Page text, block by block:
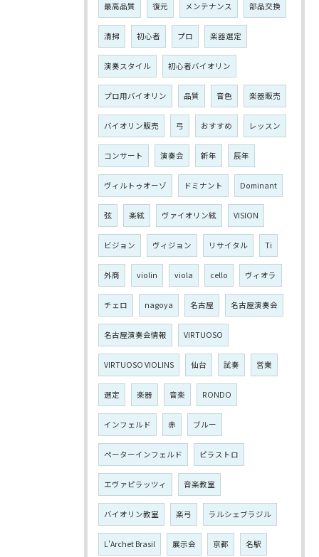
最高品質 復元 メンテナンス 部品交換
清掃 初心者 プロ 楽器選定
演奏スタイル 初心者バイオリン
プロ用バイオリン 品質 音色 楽器販売
バイオリン販売 弓 おすすめ レッスン
コンサート 演奏会 新年 辰年
ヴィルトゥオーゾ ドミナント Dominant
弦 楽絃 ヴァイオリン絃 VISION
ビジョン ヴィジョン リサイタル Ti
外商 violin viola cello ヴィオラ
チェロ nagoya 名古屋 名古屋演奏会
名古屋演奏会情報 VIRTUOSO
VIRTUOSO VIOLINS 仙台 試奏 営業
選定 楽器 音楽 RONDO
インフェルド 赤 ブルー
ペーターインフェルド ピラストロ
エヴァピラッツィ 音楽教室
バイオリン教室 楽弓 ラルシェブラジル
L'Archet Brasil 展示会 京都 名駅